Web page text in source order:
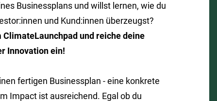
Businessplans und willst lernen, wie du
und Kund:innen überzeugst?
ClimateLaunchpad und reiche deine
Innovation ein!
fertigen Businessplan - eine konkrete
Impact ist ausreichend. Egal ob du